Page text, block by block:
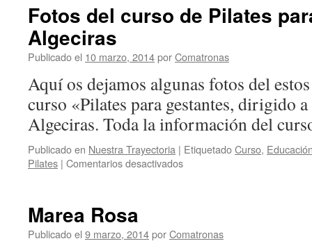
segunda
curso
pilates
para
en
Algeciras
Fotos del curso de Pilates
Algeciras
Publicado el 10 marzo, 2014porComatronas
Aquí os dejamos algunas fotos del
curso «Pilates para gestantes, dirigido
Algeciras. Toda la información del
Publicado en Nuestra Trayectoria | EtiquetadoCurso,
Pilates | Comentarios desactivadosen
Pilates
Marea Rosa
Publicado el 9 marzo, 2014porComatronas